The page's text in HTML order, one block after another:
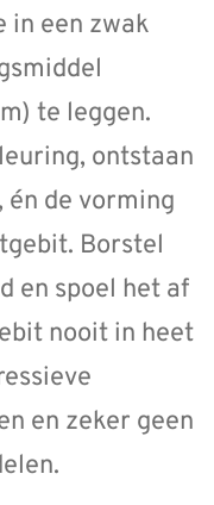
in een zwak
te leggen.
ontstaan
én de vorming
Borstel
en spoel het af
nooit in heet
en zeker geen